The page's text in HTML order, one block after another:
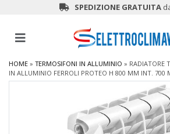
SPEDIZIONE GRATUITA
HOME » TERMOSIFONI IN ALLUMINIO » RADIATORE
IN ALLUMINIO FERROLI PROTEO H 800 MM INT. 700